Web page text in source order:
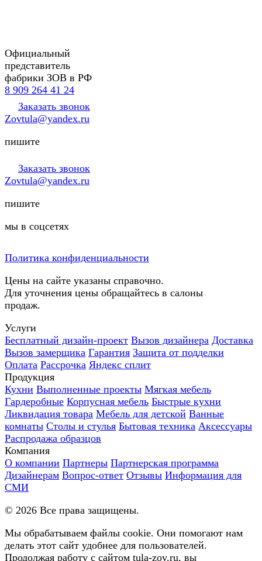
Официальный
представитель
фабрики ЗОВ в РФ
8 909 264 41 24
Заказать звонок
Zovtula@yandex.ru
пишите
Заказать звонок
Zovtula@yandex.ru
пишите
мы в соцсетях
Политика конфиденциальности
Цены на сайте указаны справочно.
Для уточнения цены обращайтесь в салоны
продаж.
Услуги
Бесплатный дизайн-проект Вызов дизайнера Доставка
Вызов замерщика Гарантия Защита от подделки
Оплата Рассрочка Яндекс сплит
Продукция
Кухни Выполненные проекты Мягкая мебель
Гардеробные Корпусная мебель Быстрые кухни
Ликвидация товара Мебель для детской Ванные
комнаты Столы и стулья Бытовая техника Аксессуары
Распродажа образцов
Компания
О компании Партнеры Партнерская программа
Дизайнерам Вопрос-ответ Отзывы Информация для
СМИ
© 2026 Все права защищены.
Мы обрабатываем файлы cookie. Они помогают нам
делать этот сайт удобнее для пользователей.
Продолжая работу с сайтом tula-zov.ru, вы